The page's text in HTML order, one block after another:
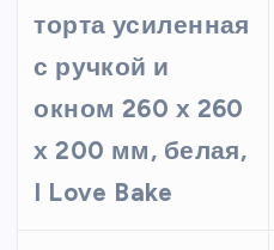
торта усиленная
с ручкой и
окном 260 х 260
х 200 мм, белая,
I Love Bake